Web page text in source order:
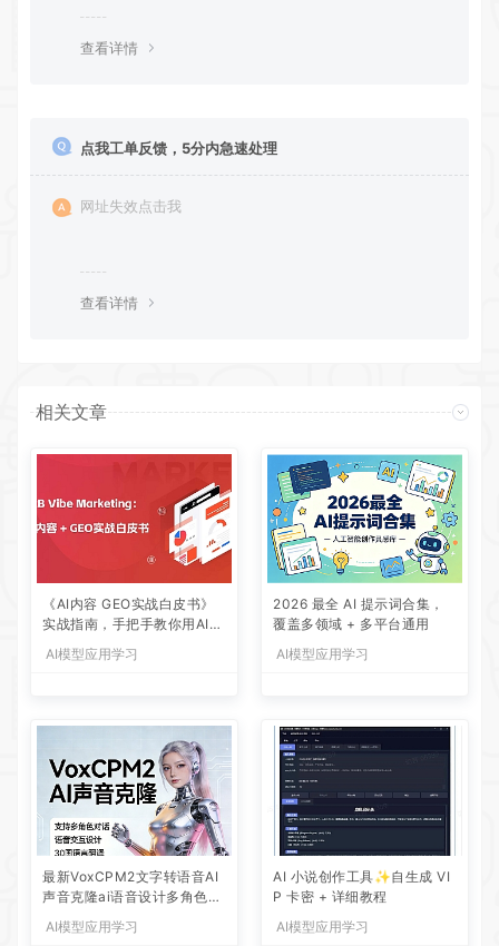
查看详情
点我工单反馈，5分内急速处理
网址失效点击我
查看详情
相关文章
《AI内容 GEO实战白皮书》
实战指南，手把手教你用AI内
容+GEO抢占大模型流量红利
AI模型应用学习
2026 最全 AI 提示词合集，
覆盖多领域 + 多平台通用
AI模型应用学习
最新VoxCPM2文字转语音AI
声音克隆ai语音设计多角色对
AI模型应用学习
AI 小说创作工具✨自生成 VI
P 卡密 + 详细教程
AI模型应用学习